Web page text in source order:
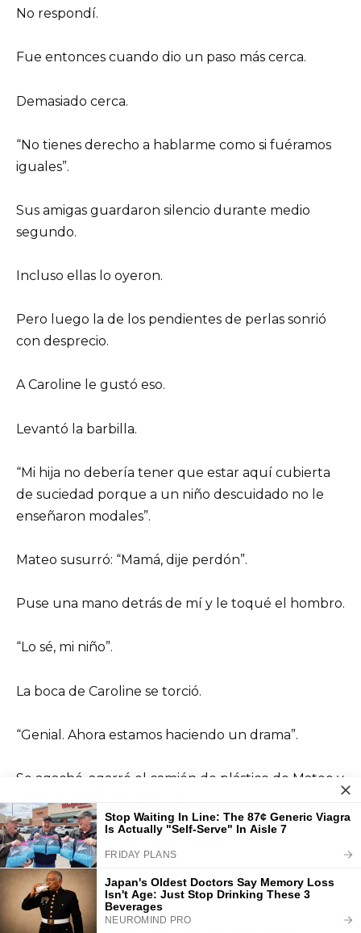
No respondí.
Fue entonces cuando dio un paso más cerca.
Demasiado cerca.
“No tienes derecho a hablarme como si fuéramos
iguales”.
Sus amigas guardaron silencio durante medio
segundo.
Incluso ellas lo oyeron.
Pero luego la de los pendientes de perlas sonrió
con desprecio.
A Caroline le gustó eso.
Levantó la barbilla.
“Mi hija no debería tener que estar aquí cubierta
de suciedad porque a un niño descuidado no le
enseñaron modales”.
Mateo susurró: “Mamá, dije perdón”.
Puse una mano detrás de mí y le toqué el hombro.
“Lo sé, mi niño”.
La boca de Caroline se torció.
“Genial. Ahora estamos haciendo un drama”.
Se agachó, agarró el camión de plástico de Mateo y
lo lanzó fuera del arenero.
Cayó boca abajo cerca del camino.
Mateo se estremeció.